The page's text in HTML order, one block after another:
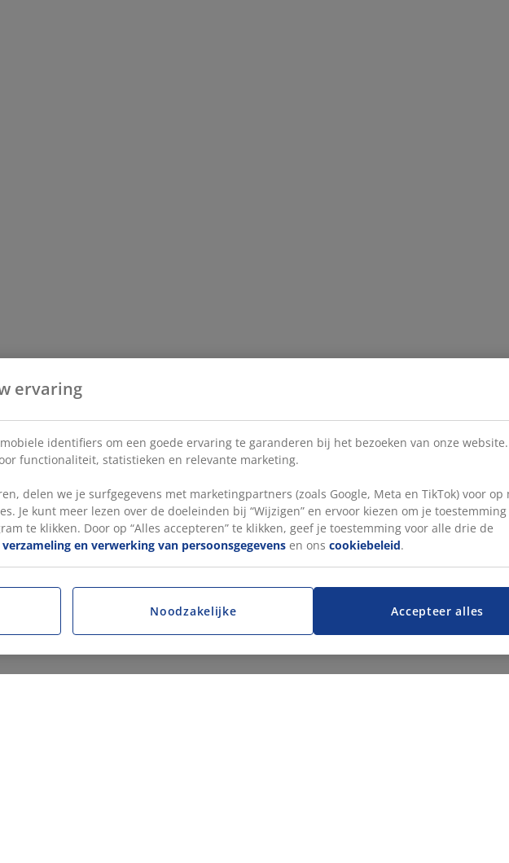
ervaring
mobiele identifiers om een goede ervaring te garanderen bij het bezoeken van onze website.
functionaliteit, statistieken en relevante marketing.
delen we je surfgegevens met marketingpartners (zoals Google, Meta en TikTok) voor op
Je kunt meer lezen over de doeleinden bij “Wijzigen” en ervoor kiezen om je
te klikken. Door op “Alles accepteren” te klikken, geef je toestemming voor alle drie de
verzameling en verwerking van persoonsgegevens en ons cookiebeleid.
Accepteer alles
Noodzakelijke